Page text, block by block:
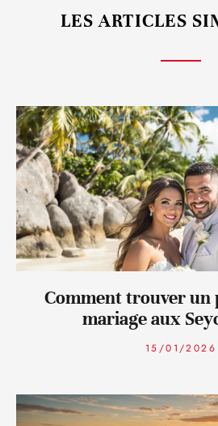
LES ARTICLES
Comment trouver un
mariage aux
15/01/2026